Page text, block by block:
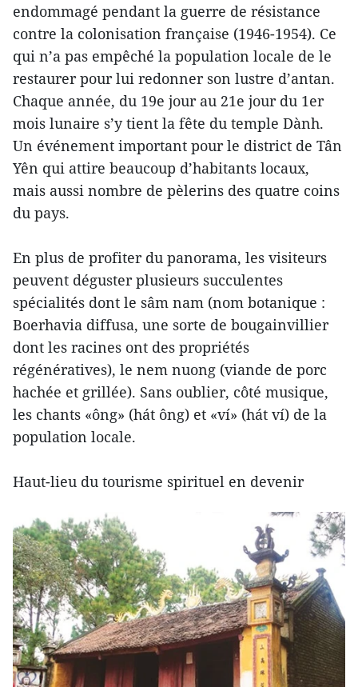
endommagé pendant la guerre de résistance
contre la colonisation française (1946-1954). Ce
qui n’a pas empêché la population locale de le
restaurer pour lui redonner son lustre d’antan.
Chaque année, du 19e jour au 21e jour du 1er
mois lunaire s’y tient la fête du temple Dành.
Un événement important pour le district de Tân
Yên qui attire beaucoup d’habitants locaux,
mais aussi nombre de pèlerins des quatre coins
du pays.
En plus de profiter du panorama, les visiteurs
peuvent déguster plusieurs succulentes
spécialités dont le sâm nam (nom botanique :
Boerhavia diffusa, une sorte de bougainvillier
dont les racines ont des propriétés
régénératives), le nem nuong (viande de porc
hachée et grillée). Sans oublier, côté musique,
les chants «ông» (hát ông) et «ví» (hát ví) de la
population locale.
Haut-lieu du tourisme spirituel en devenir